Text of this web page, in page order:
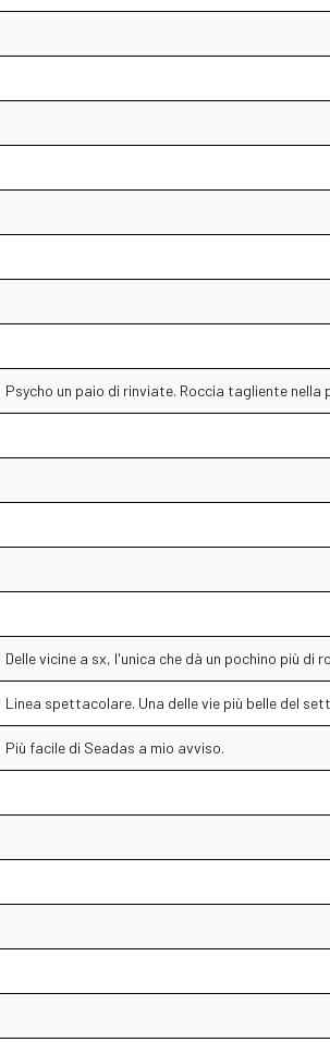
Psycho un paio di rinviate. Roccia tagliente nella
Delle vicine a sx, l'unica che dà un pochino più di
Linea spettacolare. Una delle vie più belle del
Più facile di Seadas a mio avviso.